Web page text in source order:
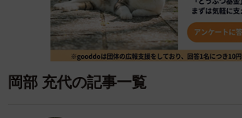
岡部 充代の記事一覧